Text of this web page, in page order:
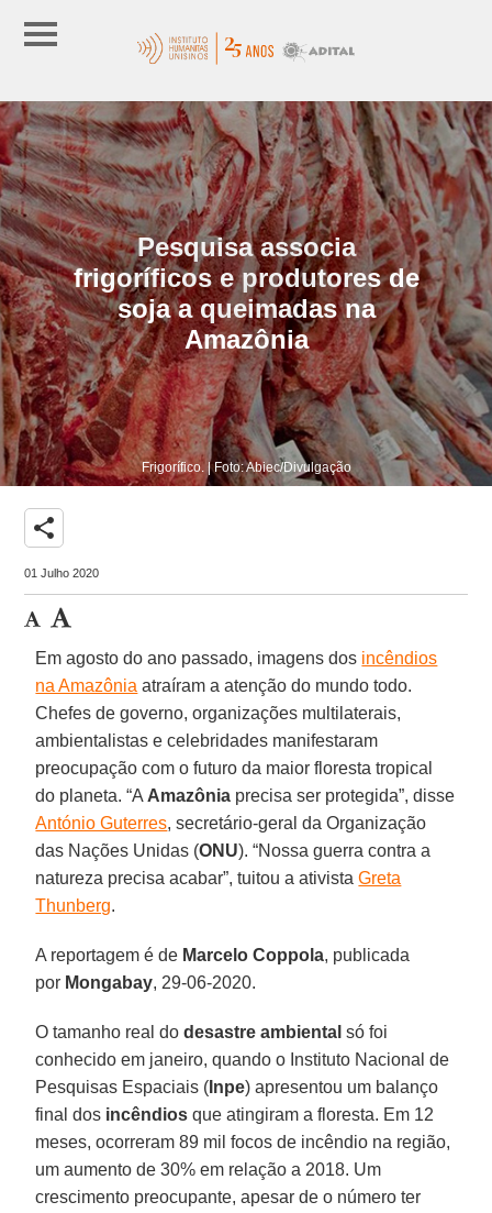
Pesquisa associa
frigoríficos e produtores de
soja a queimadas na
Amazônia
Frigorífico. | Foto: Abiec/Divulgação
share
01 Julho 2020
Em agosto do ano passado, imagens dos incêndios
na Amazônia atraíram a atenção do mundo todo.
Chefes de governo, organizações multilaterais,
ambientalistas e celebridades manifestaram
preocupação com o futuro da maior floresta tropical
do planeta. “A Amazônia precisa ser protegida”, disse
António Guterres, secretário-geral da Organização
das Nações Unidas (ONU). “Nossa guerra contra a
natureza precisa acabar”, tuitou a ativistaGreta
Thunberg.
A reportagem é de Marcelo Coppola, publicada
por Mongabay, 29-06-2020.
O tamanho real dodesastre ambiental só foi
conhecido em janeiro, quando o Instituto Nacional de
Pesquisas Espaciais ( Inpe) apresentou um balanço
final dos incêndios que atingiram a floresta. Em 12
meses, ocorreram 89 mil focos de incêndio na região,
um aumento de 30% em relação a 2018. Um
crescimento preocupante, apesar de o número ter